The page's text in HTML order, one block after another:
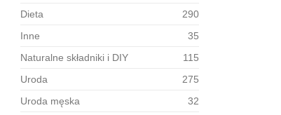
Dieta
290
Inne
35
Naturalne składniki i DIY
115
Uroda
275
Uroda męska
32